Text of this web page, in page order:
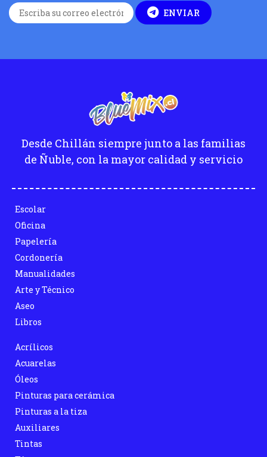
ENVIAR
Desde Chillán siempre junto a las familias
de Ñuble, con la mayor calidad y servicio
Escolar
Oficina
Papelería
Cordonería
Manualidades
Arte y Técnico
Aseo
Libros
Acrílicos
Acuarelas
Óleos
Pinturas para cerámica
Pinturas a la tiza
Auxiliares
Tintas